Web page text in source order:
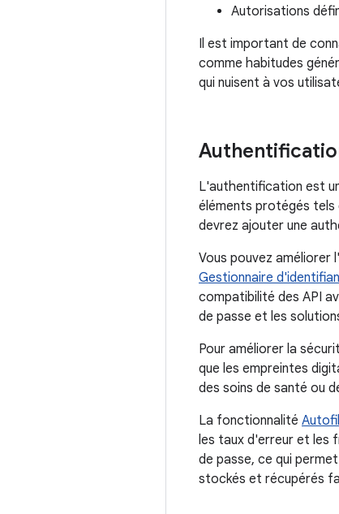
Autorisations
Il est important de
comme habitudes
qui nuisent à vos
L'authentification est
éléments protégés tels
devrez ajouter une
Vous pouvez
Gestionnaire
compatibilité des API
de passe et les
Pour améliorer la
que les empreintes
des soins de santé ou
La fonctionnalité
les taux d'erreur et les
de passe, ce qui
stockés et récupérés